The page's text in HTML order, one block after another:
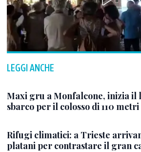
LEGGI ANCHE
Maxi gru a Monfalcone, inizia il
sbarco per il colosso di 110 metri
Rifugi climatici: a Trieste
platani per contrastare il gran